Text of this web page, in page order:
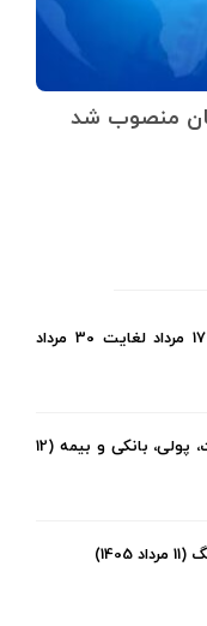
منصوب شد
تعطیلات تابستانی اتاق – 17 مرداد لغایت 30 مرداد
صورتجلسه کمیسیون تجارت، پولی، بانکی و بیمه (12